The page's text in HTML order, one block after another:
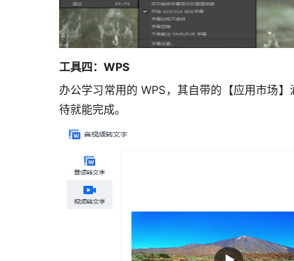
工具四： WPS
办公学习常用的 WPS，其自带的【应用市场
待就能完成。